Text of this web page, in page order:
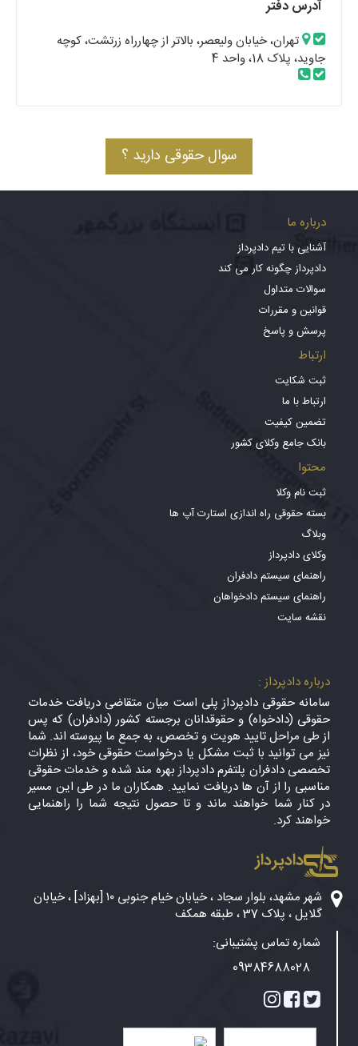
آدرس دفتر
تهران، خیابان ولیعصر، بالاتر از چهارراه زرتشت، کوچه
جاوید، پلاک 18، واحد 4
سوال حقوقی دارید ؟
درباره ما
آشنایی با تیم دادپرداز
دادپرداز چگونه کار می کند
سوالات متداول
قوانین و مقررات
پرسش و پاسخ
ارتباط
ثبت شکایت
ارتباط با ما
تضمین کیفیت
بانک جامع وکلای کشور
محتوا
ثبت نام وکلا
بسته حقوقی راه اندازی استارت آپ ها
وبلاگ
وکلای دادپرداز
راهنمای سیستم دادفران
راهنمای سیستم دادخواهان
نقشه سایت
درباره دادپرداز :
سامانه حقوقی دادپرداز پلی است میان متقاضی دریافت خدمات
حقوقی (دادخواه) و حقوقدانان برجسته کشور (دادفران) که پس
از طی مراحل تایید هویت و تخصص، به جمع ما پیوسته اند. شما
نیز می توانید با ثبت مشکل یا درخواست حقوقی خود، از نظرات
تخصصی دادفران پلتفرم دادپرداز بهره مند شده و خدمات حقوقی
مناسبی را از آن ها دریافت نمایید. همکاران ما در طی این مسیر
در کنار شما خواهند ماند و تا حصول نتیجه شما را راهنمایی
خواهند کرد.
دادپرداز
شهر مشهد، بلوار سجاد ، خیابان خیام جنوبی ۱۰ [بهزاد] ، خیابان
گلایل ، پلاک 37 ، طبقه همکف
شماره تماس پشتیبانی:
09384688028